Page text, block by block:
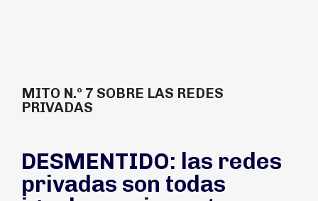
MITO N.º 7 SOBRE LAS REDES
PRIVADAS
DESMENTIDO: las redes
privadas son todas